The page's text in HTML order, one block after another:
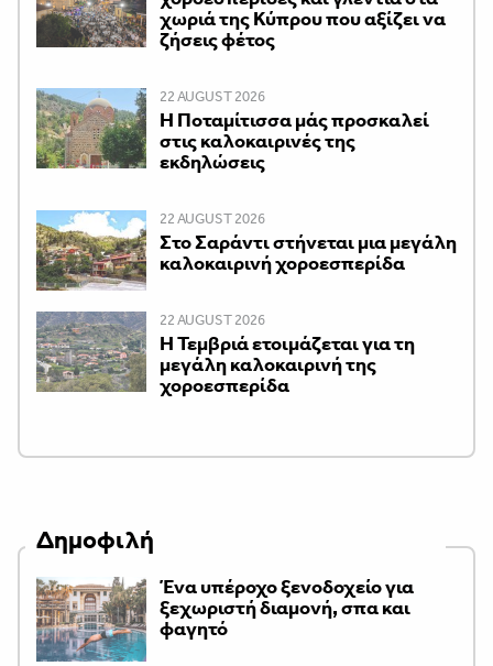
χωριά της Κύπρου που αξίζει να
ζήσεις φέτος
22 AUGUST 2026
Η Ποταμίτισσα μάς προσκαλεί
στις καλοκαιρινές της
εκδηλώσεις
22 AUGUST 2026
Στο Σαράντι στήνεται μια μεγάλη
καλοκαιρινή χοροεσπερίδα
22 AUGUST 2026
Η Τεμβριά ετοιμάζεται για τη
μεγάλη καλοκαιρινή της
χοροεσπερίδα
Δημοφιλή
Ένα υπέροχο ξενοδοχείο για
ξεχωριστή διαμονή, σπα και
φαγητό